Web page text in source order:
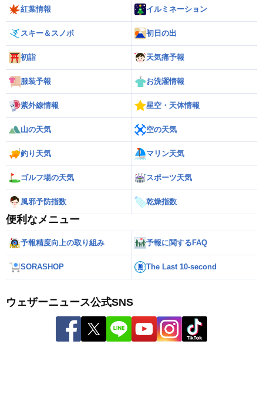
紅葉情報 イルミネーション
スキー＆スノボ 初日の出
初詣 天気痛予報
服装予報 お洗濯情報
紫外線情報 星空・天体情報
山の天気 空の天気
釣り天気 マリン天気
ゴルフ場の天気 スポーツ天気
風邪予防指数 乾燥指数
便利なメニュー
予報精度向上の取り組み 予報に関するFAQ
SORASHOP The Last 10-second
ウェザーニュース公式SNS